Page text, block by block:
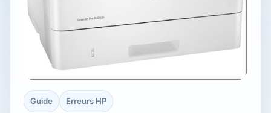
Guide Erreurs HP